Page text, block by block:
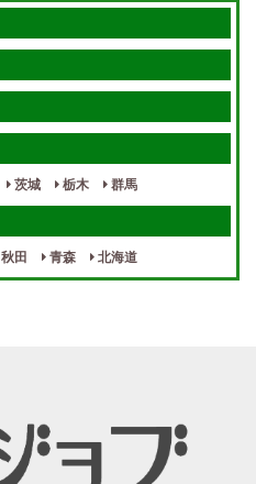
入店祝金あり
健全店で安心！
保証制度完備
寮完備
終電後店泊OK
自宅待機OK
ぽっちゃりさん歓迎
茨城 栃木 群馬
秋田 青森 北海道
和歌山